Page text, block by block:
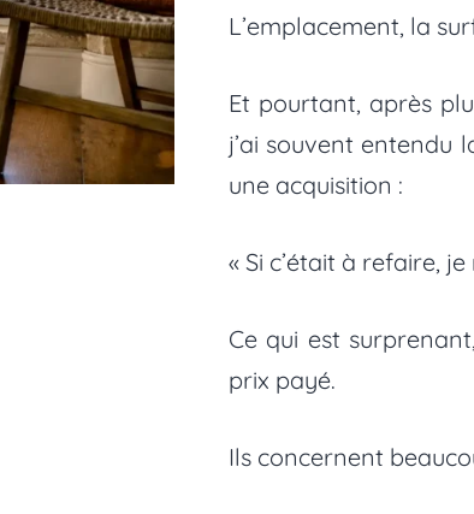
L’emplacement, la
Et pourtant, après
j’ai souvent entendu
une acquisition :
« Si c’était à refaire,
Ce qui est
prix payé.
Ils concernent